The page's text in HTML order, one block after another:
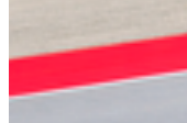
Alle Neuigkeiten